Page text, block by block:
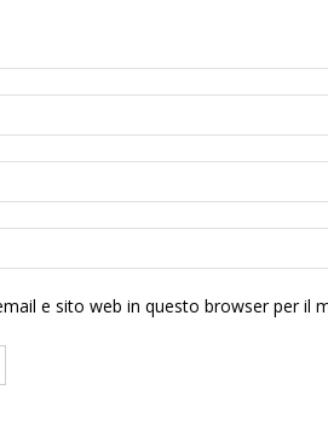
e sito web in questo browser per il